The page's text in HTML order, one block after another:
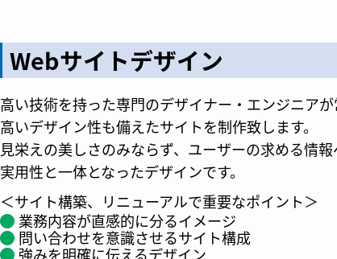
Webサイトデザイン
高い技術を持った専門のデザイナー・エンジニアが
高いデザイン性も備えたサイトを制作致します。
見栄えの美しさのみならず、ユーザーの求める情
実用性と一体となったデザインです。
＜サイト構築、リニューアルで重要なポイント＞
業務内容が直感的に分るイメージ
問い合わせを意識させるサイト構成
強みを明確に伝えるデザイン